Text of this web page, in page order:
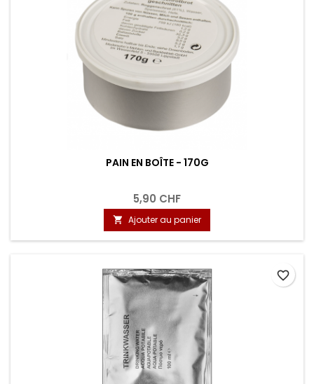
PAIN EN BOÎTE - 170G
5,90 CHF
 Ajouter au panier
favorite_border